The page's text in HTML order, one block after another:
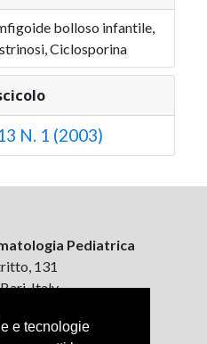
e tecnologie
bolloso infantile,
Ciclosporina
N. 1 (2003)
Pediatrica
131
Italy